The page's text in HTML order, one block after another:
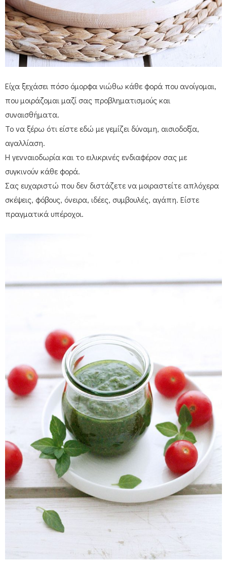
Είχα ξεχάσει πόσο όμορφα νιώθω κάθε φορά που ανοίγομαι,
που μοιράζομαι μαζί σας προβληματισμούς και
συναισθήματα.
Το να ξέρω ότι είστε εδώ με γεμίζει δύναμη, αισιοδοξία,
αγαλλίαση.
Η γενναιοδωρία και το ειλικρινές ενδιαφέρον σας με
συγκινούν κάθε φορά.
Σας ευχαριστώ που δεν διστάζετε να μοιραστείτε απλόχερα
σκέψεις, φόβους, όνειρα, ιδέες, συμβουλές, αγάπη. Είστε
πραγματικά υπέροχοι.